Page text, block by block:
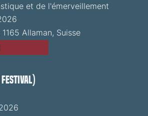
et de l'émerveillement
Allaman, Suisse